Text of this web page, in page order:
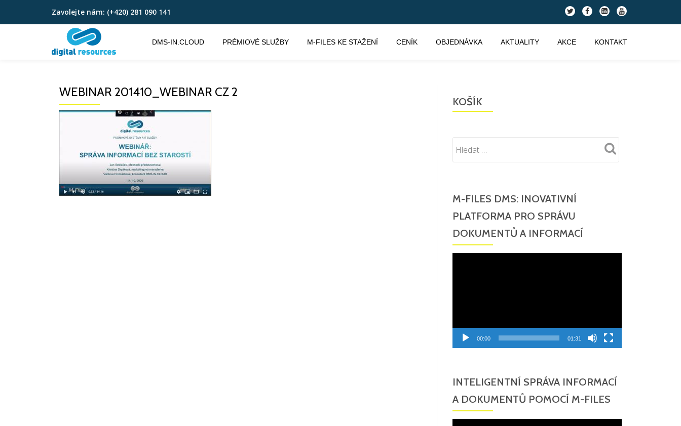
Přeskočit
Zavolejte nám: (+420) 281 090 141
fa-
twitter
fa-
facebook
fa-
linkedin-
square
fa-
youtube
DMS-IN.CLOUD PRÉMIOVÉ SLUŽBY M-FILES KE STAŽENÍ CENÍK OBJEDNÁVKA AKTUALITY AKCE KONTAKT
WEBINAR 201410_WEBINAR CZ 2
KOŠÍK
M-FILES DMS: INOVATIVNÍ
PLATFORMA PRO SPRÁVU
DOKUMENTŮ A INFORMACÍ
00:00 01:31
INTELIGENTNÍ SPRÁVA INFORMACÍ
A DOKUMENTŮ POMOCÍ M-FILES